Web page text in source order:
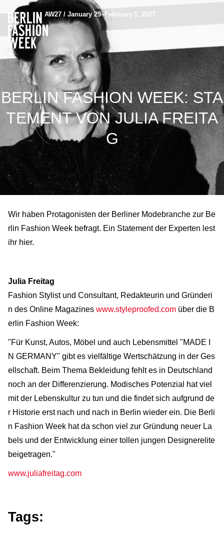
AW27 / January 29–February 1, 2027
BERLIN FASHION WEEK: STA
TEMENT VON JULIA FREITA
G
Wir haben Protagonisten der Berliner Modebranche zur Be
rlin Fashion Week befragt. Ein Statement der Experten lest
ihr hier.
Julia Freitag
Fashion Stylist und Consultant, Redakteurin und Gründeri
n des Online Magazines www.styleproofed.com über die B
erlin Fashion Week:
"Für Kunst, Autos, Möbel und auch Lebensmittel "MADE I
N GERMANY" gibt es vielfältige Wertschätzung in der Ges
ellschaft. Beim Thema Bekleidung fehlt es in Deutschland
noch an der Differenzierung. Modisches Potenzial hat viel
mit der Lebenskultur zu tun und die findet sich aufgrund de
r Historie erst nach und nach in Berlin wieder ein. Die Berli
n Fashion Week hat da schon viel zur Gründung neuer La
bels und der Entwicklung einer tollen jungen Designerelite
beigetragen."
www.juliafreitag.com
Tags: